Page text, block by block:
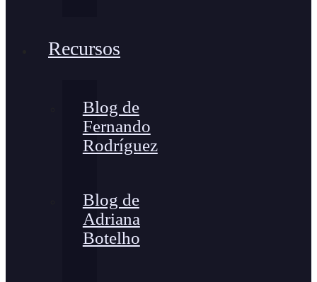
Recursos
Blog de
Fernando
Rodríguez
Blog de
Adriana
Botelho